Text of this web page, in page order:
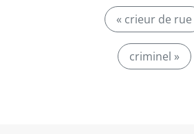
« crieur de rue
criminel »